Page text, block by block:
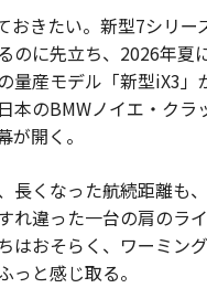
おきたい。新型7シリー
のに先立ち、2026年夏
量産モデル「新型iX3」
本のBMWノイエ・クラ
が開く。
長くなった航続距離も
れ違った一台の肩のラ
はおそらく、ワーミン
っと感じ取る。